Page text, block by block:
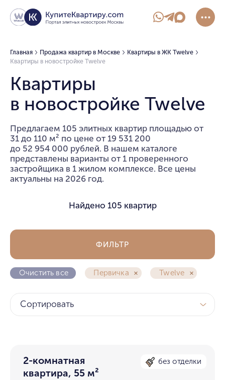
Главная Продажа квартир в Москве
Квартиры в ЖК Twelve
Квартиры в новостройке Twelve
Квартиры
в новостройке Twelve
Предлагаем 105 элитных квартир площадью от
31 до 110 м² по цене от 19 531 200
до 52 954 000 рублей. В нашем каталоге
представлены варианты от 1 проверенного
застройщика в 1 жилом комплексе. Все цены
актуальны на 2026 год.
Найдено 105 квартир
Очистить все Первичка Twelve
ФИЛЬТР
Сортировать
2-комнатная
квартира, 55 м²
без отделки